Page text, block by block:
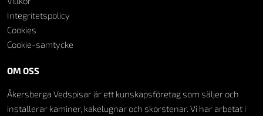
OM OSS
Åkersberga Vedspisar är ett kunskapsföretag som säljer och
installerar kaminer, kakelugnar och skorstenar. Vi har arbetat i
Integritetspolicy
Cookies
Cookie-samtycke